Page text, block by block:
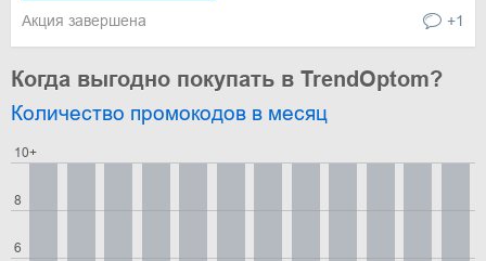
Акция завершена +1
Когда выгодно покупать в TrendOptom?
Количество промокодов в месяц
6
8
10+